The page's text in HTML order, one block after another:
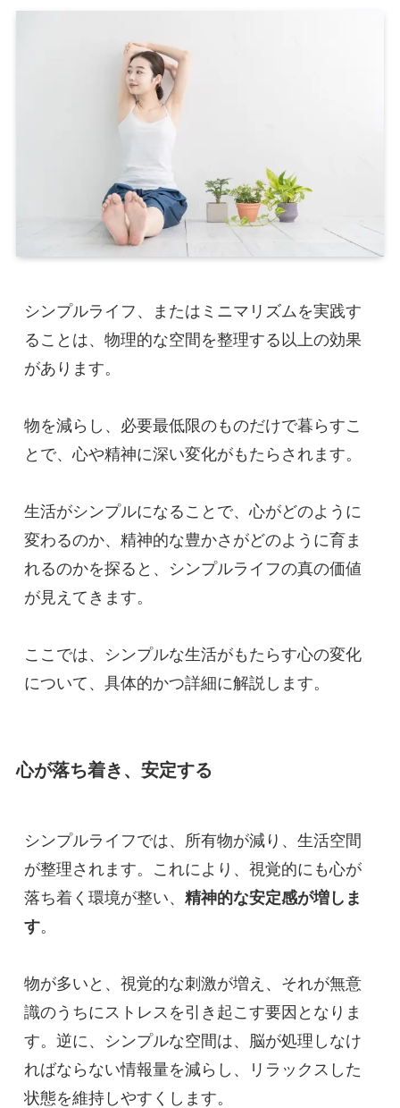
シンプルライフ、またはミニマリズムを実践す
ることは、物理的な空間を整理する以上の効果
があります。
物を減らし、必要最低限のものだけで暮らすこ
とで、心や精神に深い変化がもたらされます。
生活がシンプルになることで、心がどのように
変わるのか、精神的な豊かさがどのように育ま
れるのかを探ると、シンプルライフの真の価値
が見えてきます。
ここでは、シンプルな生活がもたらす心の変化
について、具体的かつ詳細に解説します。
心が落ち着き、安定する
シンプルライフでは、所有物が減り、生活空間
が整理されます。これにより、視覚的にも心が
落ち着く環境が整い、 精神的な安定感が増しま
す。
物が多いと、視覚的な刺激が増え、それが無意
識のうちにストレスを引き起こす要因となりま
す。逆に、シンプルな空間は、脳が処理しなけ
ればならない情報量を減らし、リラックスした
状態を維持しやすくします。